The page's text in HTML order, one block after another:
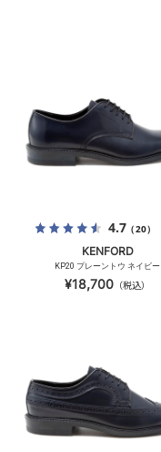
4.7（20）
KENFORD
KP20 プレーントウ ネイビー
¥18,700 （税込）